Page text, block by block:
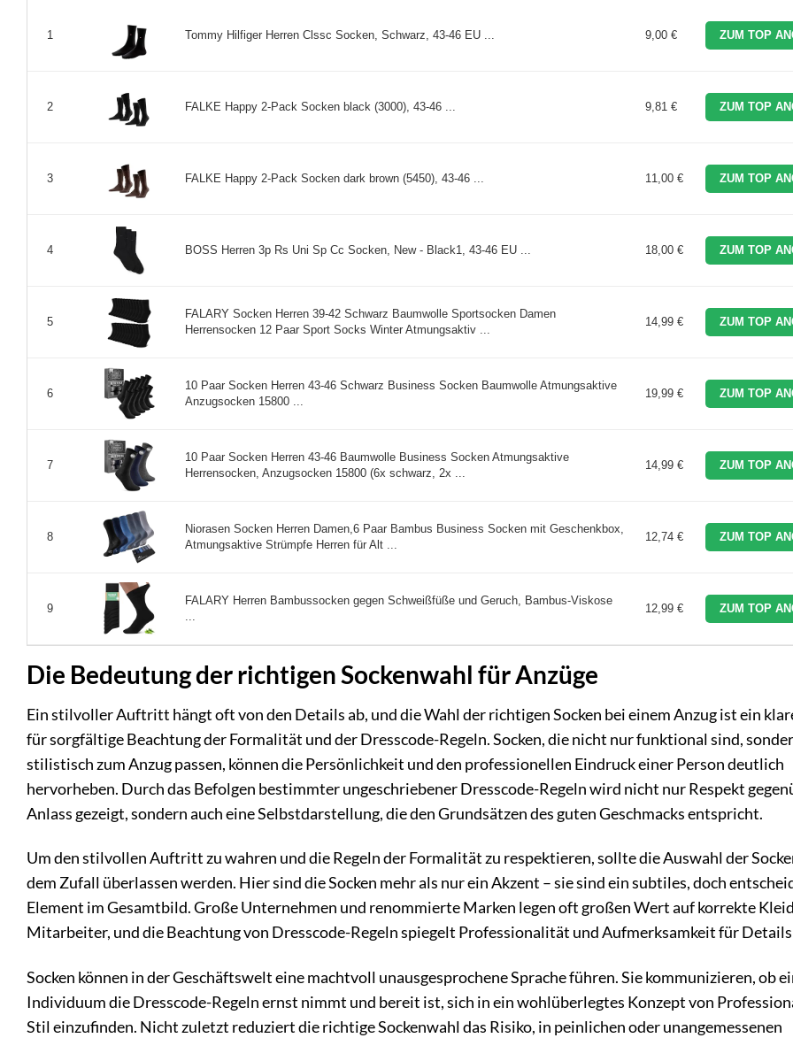
1 Tommy Hilfiger Herren Clssc Socken, Schwarz, 43-46 EU ... 9,00 € ZUM TOP
2 FALKE Happy 2-Pack Socken black (3000), 43-46 ... 9,81 € ZUM TOP
3 FALKE Happy 2-Pack Socken dark brown (5450), 43-46 ... 11,00 € ZUM TOP
4 BOSS Herren 3p Rs Uni Sp Cc Socken, New - Black1, 43-46 EU ... 18,00 € ZUM TOP
5
FALARY Socken Herren 39-42 Schwarz Baumwolle Sportsocken Damen
Herrensocken 12 Paar Sport Socks Winter Atmungsaktiv ...
14,99 € ZUM TOP
6
10 Paar Socken Herren 43-46 Schwarz Business Socken Baumwolle Atmungsaktive
Anzugsocken 15800 ...
19,99 € ZUM TOP
7
10 Paar Socken Herren 43-46 Baumwolle Business Socken Atmungsaktive
Herrensocken, Anzugsocken 15800 (6x schwarz, 2x ...
14,99 € ZUM TOP
8
Niorasen Socken Herren Damen,6 Paar Bambus Business Socken mit Geschenkbox,
Atmungsaktive Strümpfe Herren für Alt ...
12,74 € ZUM TOP
9
FALARY Herren Bambussocken gegen Schweißfüße und Geruch, Bambus-Viskose
12,99 € ZUM TOP
Die Bedeutung der richtigen Sockenwahl für Anzüge
Ein stilvoller Auftritt hängt oft von den Details ab, und die Wahl der richtigen Socken bei einem Anzug ist ein
für sorgfältige Beachtung der Formalität und der Dresscode-Regeln. Socken, die nicht nur funktional sind,
stilistisch zum Anzug passen, können die Persönlichkeit und den professionellen Eindruck einer Person deutlich
hervorheben. Durch das Befolgen bestimmter ungeschriebener Dresscode-Regeln wird nicht nur Respekt
Anlass gezeigt, sondern auch eine Selbstdarstellung, die den Grundsätzen des guten Geschmacks entspricht.
Um den stilvollen Auftritt zu wahren und die Regeln der Formalität zu respektieren, sollte die Auswahl der
dem Zufall überlassen werden. Hier sind die Socken mehr als nur ein Akzent – sie sind ein subtiles, doch
Element im Gesamtbild. Große Unternehmen und renommierte Marken legen oft großen Wert auf korrekte
Mitarbeiter, und die Beachtung von Dresscode-Regeln spiegelt Professionalität und Aufmerksamkeit für
Socken können in der Geschäftswelt eine machtvoll unausgesprochene Sprache führen. Sie kommunizieren, ob
Individuum die Dresscode-Regeln ernst nimmt und bereit ist, sich in ein wohlüberlegtes Konzept von
Stil einzufinden. Nicht zuletzt reduziert die richtige Sockenwahl das Risiko, in peinlichen oder unangemessenen